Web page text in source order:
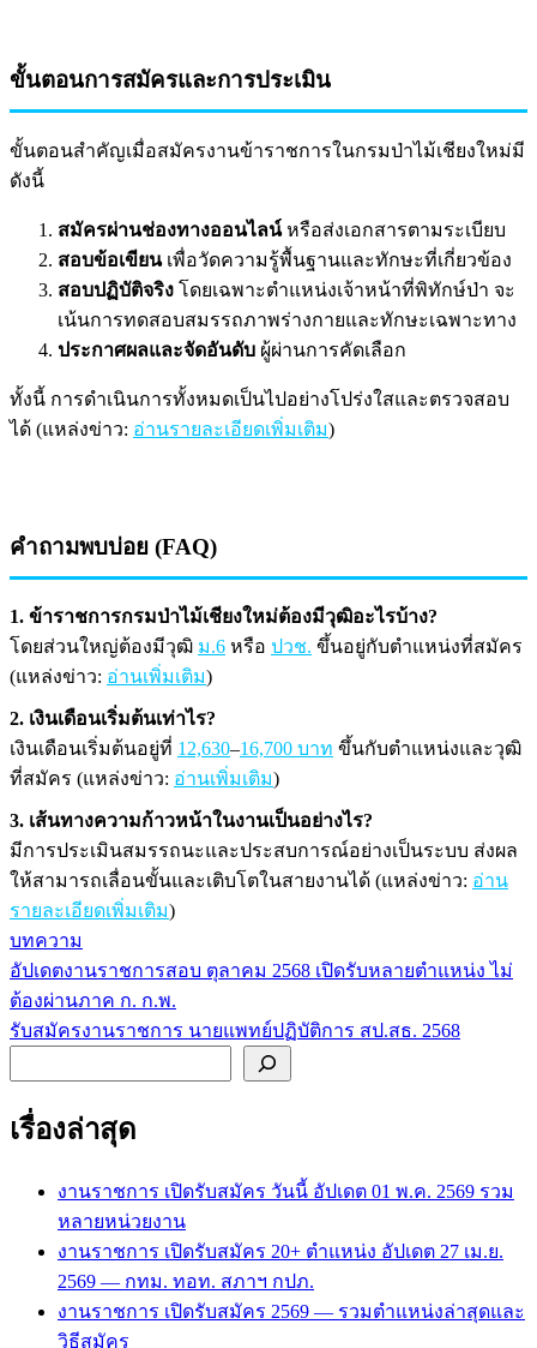
ขั้นตอนการสมัครและการประเมิน
ขั้นตอนสำคัญเมื่อสมัครงานข้าราชการในกรมป่าไม้เชียงใหม่มี
ดังนี้
สมัครผ่านช่องทางออนไลน์หรือส่งเอกสารตามระเบียบ
สอบข้อเขียนเพื่อวัดความรู้พื้นฐานและทักษะที่เกี่ยวข้อง
สอบปฏิบัติจริง โดยเฉพาะตำแหน่งเจ้าหน้าที่พิทักษ์ป่า จะ
เน้นการทดสอบสมรรถภาพร่างกายและทักษะเฉพาะทาง
ประกาศผลและจัดอันดับ ผู้ผ่านการคัดเลือก
ทั้งนี้ การดำเนินการทั้งหมดเป็นไปอย่างโปร่งใสและตรวจสอบ
ได้ (แหล่งข่าว: อ่านรายละเอียดเพิ่มเติม)
คำถามพบบ่อย (FAQ)
1. ข้าราชการกรมป่าไม้เชียงใหม่ต้องมีวุฒิอะไรบ้าง?
โดยส่วนใหญ่ต้องมีวุฒิ ม.6 หรือ ปวช. ขึ้นอยู่กับตำแหน่งที่สมัคร
(แหล่งข่าว: อ่านเพิ่มเติม)
2. เงินเดือนเริ่มต้นเท่าไร?
เงินเดือนเริ่มต้นอยู่ที่ 12,630–16,700 บาท ขึ้นกับตำแหน่งและวุฒิ
ที่สมัคร (แหล่งข่าว: อ่านเพิ่มเติม)
3. เส้นทางความก้าวหน้าในงานเป็นอย่างไร?
มีการประเมินสมรรถนะและประสบการณ์อย่างเป็นระบบ ส่งผล
ให้สามารถเลื่อนขั้นและเติบโตในสายงานได้ (แหล่งข่าว: อ่าน
รายละเอียดเพิ่มเติม)
บทความ
แนะแนว
เรื่อง
อัปเดตงานราชการสอบ ตุลาคม 2568 เปิดรับหลายตำแหน่ง ไม่
ต้องผ่านภาค ก. ก.พ.
รับสมัครงานราชการ นายแพทย์ปฏิบัติการ สป.สธ. 2568
เรื่องล่าสุด
งานราชการ เปิดรับสมัคร วันนี้ อัปเดต 01 พ.ค. 2569 รวม
หลายหน่วยงาน
งานราชการ เปิดรับสมัคร 20+ ตำแหน่ง อัปเดต 27 เม.ย.
2569 — กทม. ทอท. สภาฯ กปภ.
งานราชการ เปิดรับสมัคร 2569 — รวมตำแหน่งล่าสุดและ
วิธีสมัคร